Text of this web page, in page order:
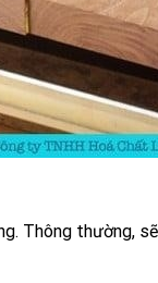
Thông thường,